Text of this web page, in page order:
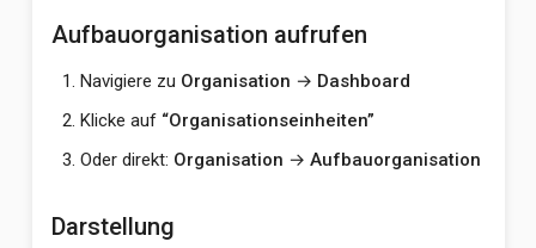
Aufbauorganisation aufrufen
Navigiere zu Organisation → Dashboard
Klicke auf “Organisationseinheiten”
Oder direkt: Organisation → Aufbauorganisation
Darstellung